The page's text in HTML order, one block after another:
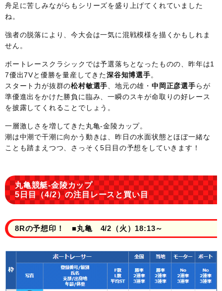
舟足に苦しみながらもシリーズを盛り上げてくれていました
ね。
強者の脱落により、今大会は一気に混戦模様を描くかもしれま
せん。
ボートレースクラシックでは予選落ちとなったものの、昨年は1
7優出7Vと優勝を量産してきた深谷知博選手。
スタート力が抜群の松村敏選手 、地元の雄・中岡正彦選手らが
準優進出をかけた勝負に臨み、一瞬のスキが命取りの好レース
を披露してくれることでしょう。
一層激しさを増してきた丸亀-金陵カップ。
潮は中潮で干潮に向かう動きは、昨日の水面状態とほぼ一緒な
ことも踏まえつつ、さっそく5日目の予想をしていきます！
丸亀競艇-金陵カップ
5日目（4/2）の注目レースと買い目
8Rの予想印！ ■丸亀 4/2（火）18:13～